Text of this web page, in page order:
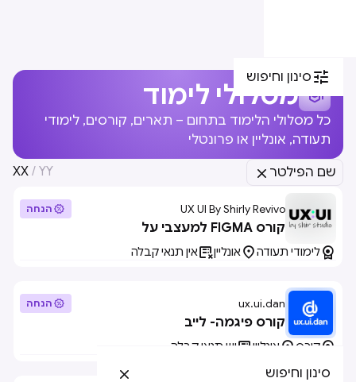
 מסלולי לימוד
כל מסלולי הלימוד בתחום – תארים, קורסים, לימודי
תעודה, אונליין או פרונטלי
 סינון וחיפוש
סינון וחיפוש 
שם הפילטר 
XX / YY
UX UI By Shirly Revivo
 הנחה
קורס FIGMA למעצבי על
לימודי תעודהאונלייןאין תנאי קבלה
ux.ui.dan
 הנחה
קורס פיגמה- לייב
קורס  אונלייןיש תנאי קבלה